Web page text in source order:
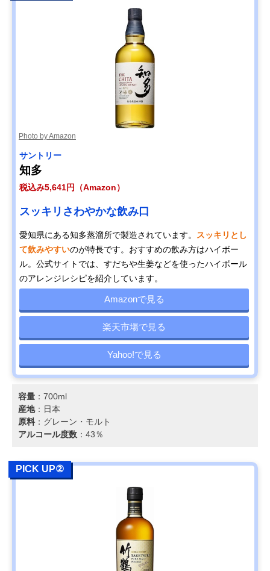
Photo by Amazon
サントリー
知多
税込み5,641円（Amazon）
スッキリさわやかな飲み口
愛知県にある知多蒸溜所で製造されています。
スッキリとし
て飲みやすいのが特長です。おすすめの飲み方はハイボー
ル。公式サイトでは、すだちや生姜などを使ったハイボール
のアレンジレシピを紹介しています。
Amazonで見る
楽天市場で見る
Yahoo!で見る
容量 ：700ml
産地：日本
原料 ：グレーン・モルト
アルコール度数 ：43％
PICK UP②